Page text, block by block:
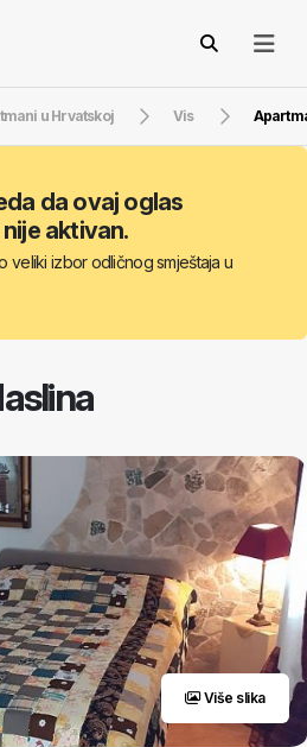
u Hrvatskoj Vis
da ovaj oglas
aktivan.
veliki izbor odličnog smještaja u
Više slika